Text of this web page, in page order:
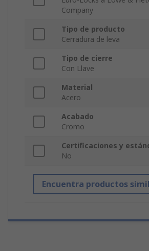
Company
Tipo de producto
Cerradura de leva
Tipo de cierre
Con Llave
Material
Acero
Acabado
Cromo
Certificaciones y
No
Encuentra productos